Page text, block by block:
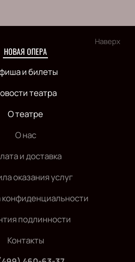
Наверх
НОВАЯ ОПЕРА
и билеты
театра
О театре
О нас
и доставка
оказания услуг
конфиденциальности
подлинности
Контакты